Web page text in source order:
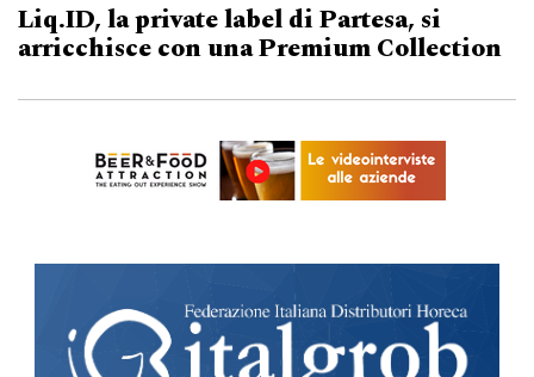
Liq.ID, la private label di Partesa, si
arricchisce con una Premium Collection